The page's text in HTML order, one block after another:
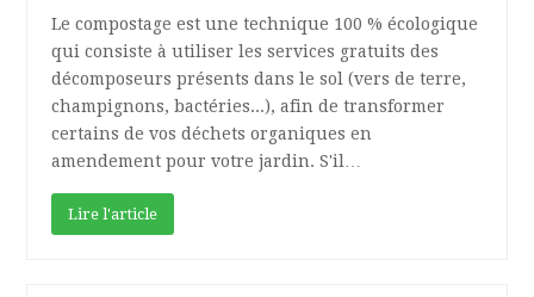
Le compostage est une technique 100 % écologique
qui consiste à utiliser les services gratuits des
décomposeurs présents dans le sol (vers de terre,
champignons, bactéries...), afin de transformer
certains de vos déchets organiques en
amendement pour votre jardin. S'il…
Lire l'article